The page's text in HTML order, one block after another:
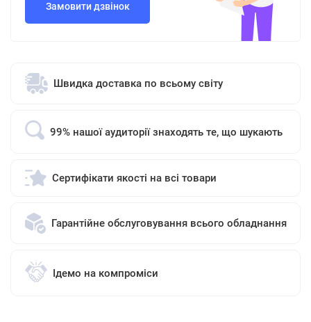
Замовити дзвінок
Швидка доставка по всьому світу
99% нашої аудиторії знаходять те, що шукають
Сертифікати якості на всі товари
Гарантійне обслуговування всього обладнання
Ідемо на компроміси